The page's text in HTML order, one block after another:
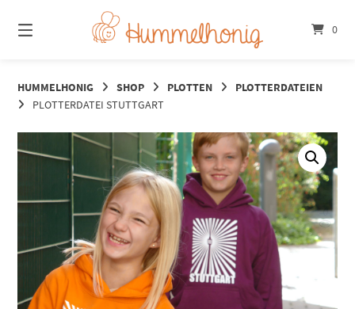
zum
Inhalt
0
HUMMELHONIG SHOP PLOTTEN
PLOTTERDATEIEN
PLOTTERDATEI STUTTGART